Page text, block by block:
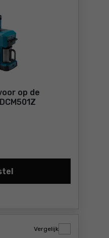
op de
voor op
Vergelijk